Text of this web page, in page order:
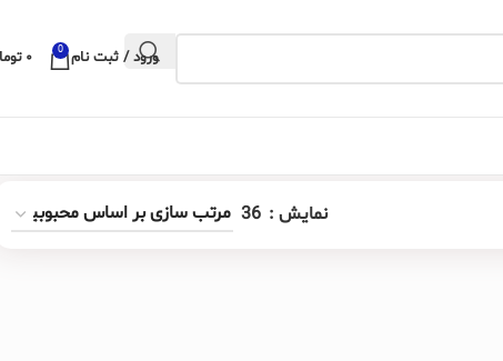
ورود / ثبت نام 0 ۰
نمایش 36